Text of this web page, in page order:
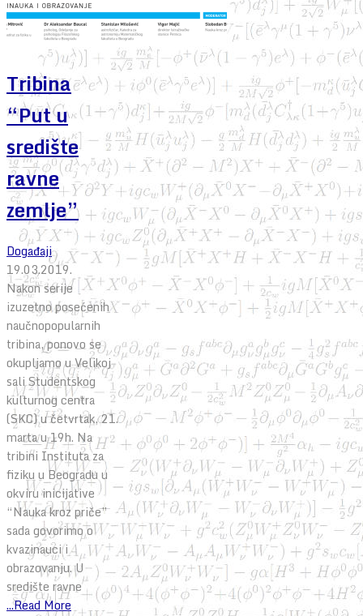
Tribina
“Put u
središte
ravne
zemlje”
Događaji
19.03.2019.
Nakon serije
izuzetno posećenih
naučnopopularnih
tribina, ponovo se
okupljamo u Velikoj
sali Studentskog
kulturnog centra
(SKC) u četvrtak, 21.
marta u 19h. Na
tribini Instituta za
fiziku u Beogradu u
okviru inicijative
“Nauka kroz priče”
sada govorimo o
kvazinauci i
obrazovanju. U
središte ravne
...Read More